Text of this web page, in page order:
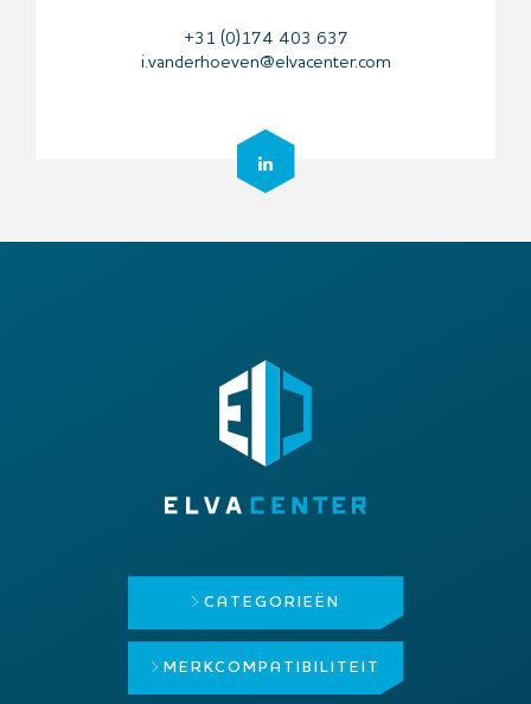
+31 (0)174 403 637
i.vanderhoeven@elvacenter.com
CATEGORIEËN
MERKCOMPATIBILITEIT